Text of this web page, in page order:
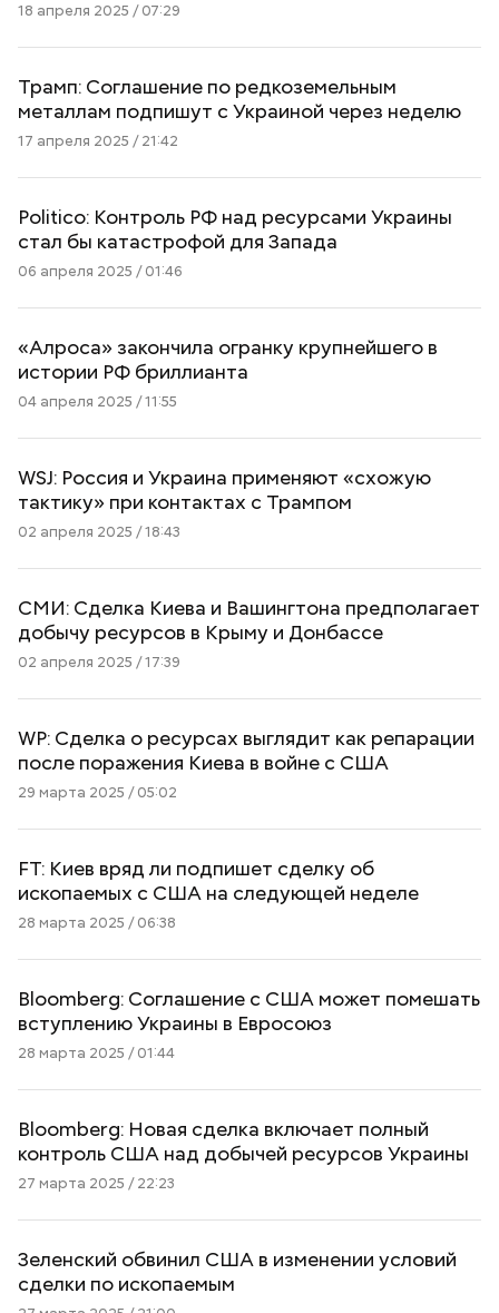
18 апреля 2025 / 07:29
Трамп: Соглашение по редкоземельным
металлам подпишут с Украиной через неделю
17 апреля 2025 / 21:42
Politico: Контроль РФ над ресурсами Украины
стал бы катастрофой для Запада
06 апреля 2025 / 01:46
«Алроса» закончила огранку крупнейшего в
истории РФ бриллианта
04 апреля 2025 / 11:55
WSJ: Россия и Украина применяют «схожую
тактику» при контактах с Трампом
02 апреля 2025 / 18:43
СМИ: Сделка Киева и Вашингтона предполагает
добычу ресурсов в Крыму и Донбассе
02 апреля 2025 / 17:39
WP: Сделка о ресурсах выглядит как репарации
после поражения Киева в войне с США
29 марта 2025 / 05:02
FT: Киев вряд ли подпишет сделку об
ископаемых с США на следующей неделе
28 марта 2025 / 06:38
Bloomberg: Соглашение с США может помешать
вступлению Украины в Евросоюз
28 марта 2025 / 01:44
Bloomberg: Новая сделка включает полный
контроль США над добычей ресурсов Украины
27 марта 2025 / 22:23
Зеленский обвинил США в изменении условий
сделки по ископаемым